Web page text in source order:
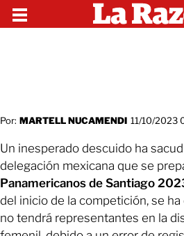
Por: MARTELL NUCAMENDI 11/10/2023
Un inesperado descuido ha
delegación mexicana que se
Panamericanos de Santiago
del inicio de la competición, se
no tendrá representantes en la